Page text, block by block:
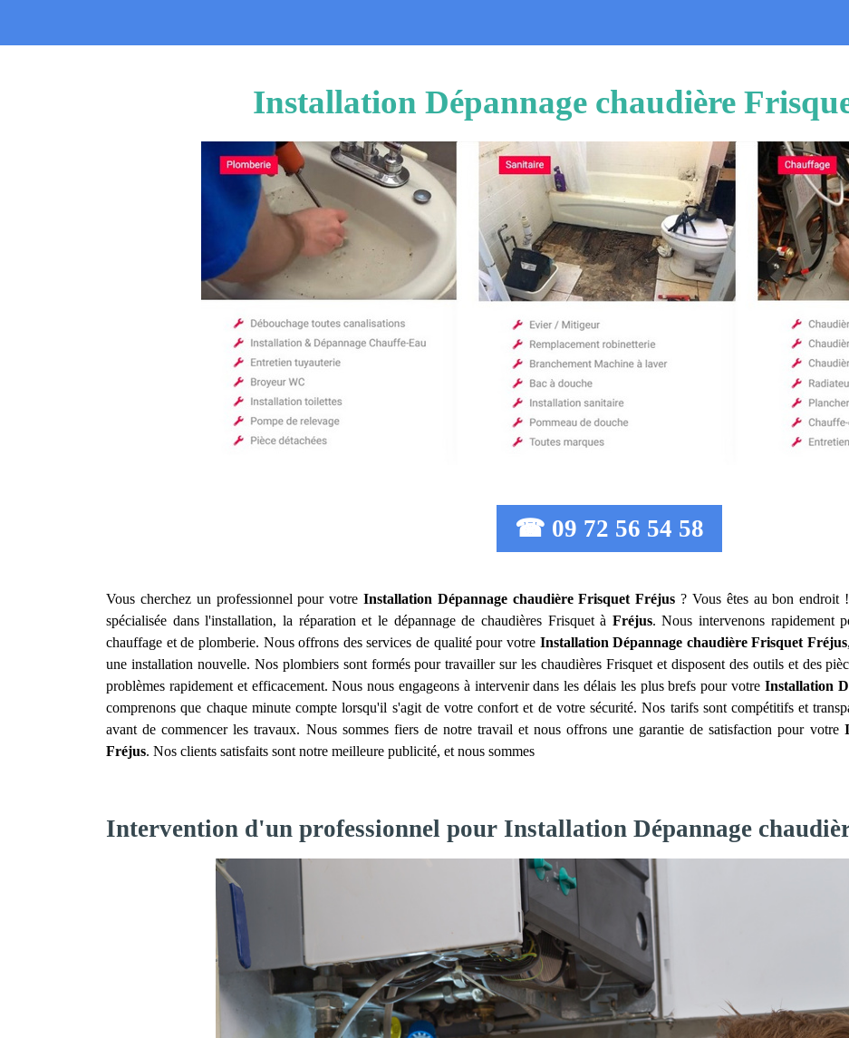
Installation Dépannage chaudière
☎ 09 72 56 54 58
Vous cherchez un professionnel pour votreInstallation Dépannage chaudière Frisquet Fréjus ? Vous êtes au bon endroit
spécialisée dans l'installation, la réparation et le dépannage de chaudières Frisquet à Fréjus. Nous intervenons rapidement
chauffage et de plomberie. Nous offrons des services de qualité pour votre Installation Dépannage chaudière Frisquet Fréjus
une installation nouvelle. Nos plombiers sont formés pour travailler sur les chaudières Frisquet et disposent des outils et des
problèmes rapidement et efficacement. Nous nous engageons à intervenir dans les délais les plus brefs pour votre Installation
comprenons que chaque minute compte lorsqu'il s'agit de votre confort et de votre sécurité. Nos tarifs sont compétitifs et
avant de commencer les travaux. Nous sommes fiers de notre travail et nous offrons une garantie de satisfaction pour votre
Fréjus. Nos clients satisfaits sont notre meilleure publicité, et nous sommes
Intervention d'un professionnel pour Installation Dépannage